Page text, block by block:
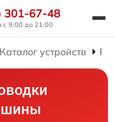
301-67-48
с 9:00 до 21:00
Каталог устройств